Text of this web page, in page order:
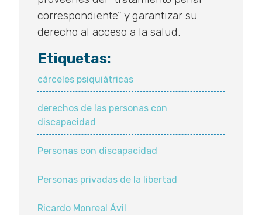
correspondiente” y garantizar su
derecho al acceso a la salud.
Etiquetas:
cárceles psiquiátricas
derechos de las personas con
discapacidad
Personas con discapacidad
Personas privadas de la libertad
Ricardo Monreal Ávil